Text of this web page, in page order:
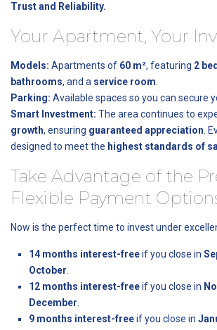
Trust and Reliability.
Your Apartment, Your
Models: Apartments of 60 m², featuring 2
bathrooms, and a service room
Parking: Available spaces so you can secure
Smart Investment: The area continues to
growth, ensuring guaranteed appreciation .
designed to meet the highest standards of
Take Advantage of the
Flexible Payment
Now is the perfect time to invest under
14 months interest-freeif you close in
October
12 months interest-freeif you close in
December
9 months interest-freeif you close in